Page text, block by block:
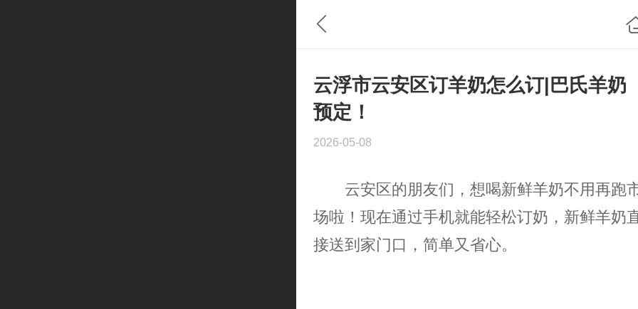
云浮市云安区订羊奶怎么订|巴氏羊奶
预定！
2026-05-08
云安区的朋友们，想喝新鲜羊奶不用再跑
场啦！现在通过手机就能轻松订奶，新鲜羊奶
接送到家门口，简单又省心。